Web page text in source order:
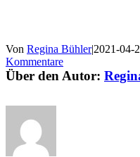
Von Regina Bühler|2021-04-
Kommentare
Über den Autor: